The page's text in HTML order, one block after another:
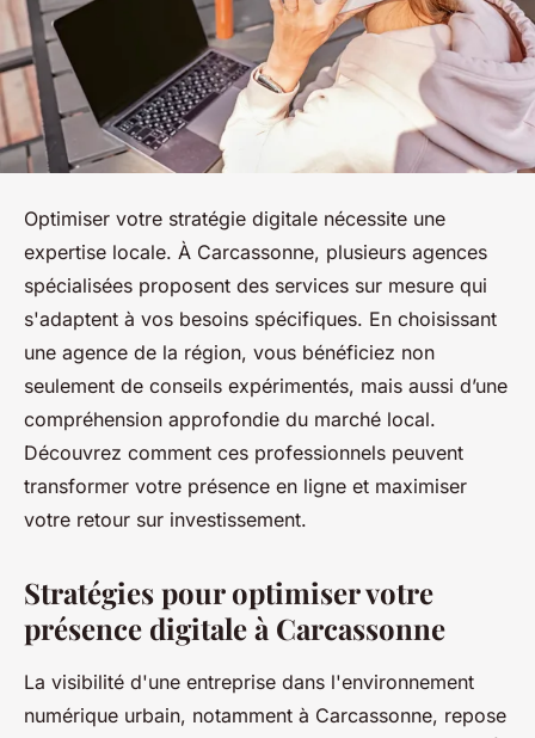
Optimiser votre stratégie digitale nécessite une
expertise locale. À Carcassonne, plusieurs agences
spécialisées proposent des services sur mesure qui
s'adaptent à vos besoins spécifiques. En choisissant
une agence de la région, vous bénéficiez non
seulement de conseils expérimentés, mais aussi d’une
compréhension approfondie du marché local.
Découvrez comment ces professionnels peuvent
transformer votre présence en ligne et maximiser
votre retour sur investissement.
Stratégies pour optimiser votre
présence digitale à Carcassonne
La visibilité d'une entreprise dans l'environnement
numérique urbain, notamment à Carcassonne, repose